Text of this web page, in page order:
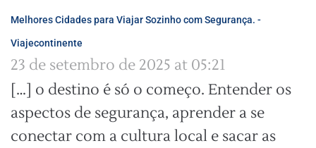
Melhores Cidades para Viajar Sozinho com Segurança. -
Viajecontinente
23 de setembro de 2025 at 05:21
[…] o destino é só o começo. Entender os
aspectos de segurança, aprender a se
conectar com a cultura local e sacar as